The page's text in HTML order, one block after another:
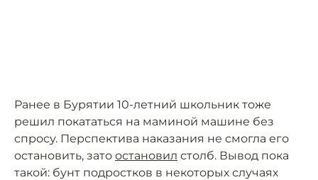
Ранее в Бурятии 10-летний школьник тоже
решил покататься на маминой машине без
спросу. Перспектива наказания не смогла его
остановить, зато остановил столб. Вывод пока
такой: бунт подростков в некоторых случаях